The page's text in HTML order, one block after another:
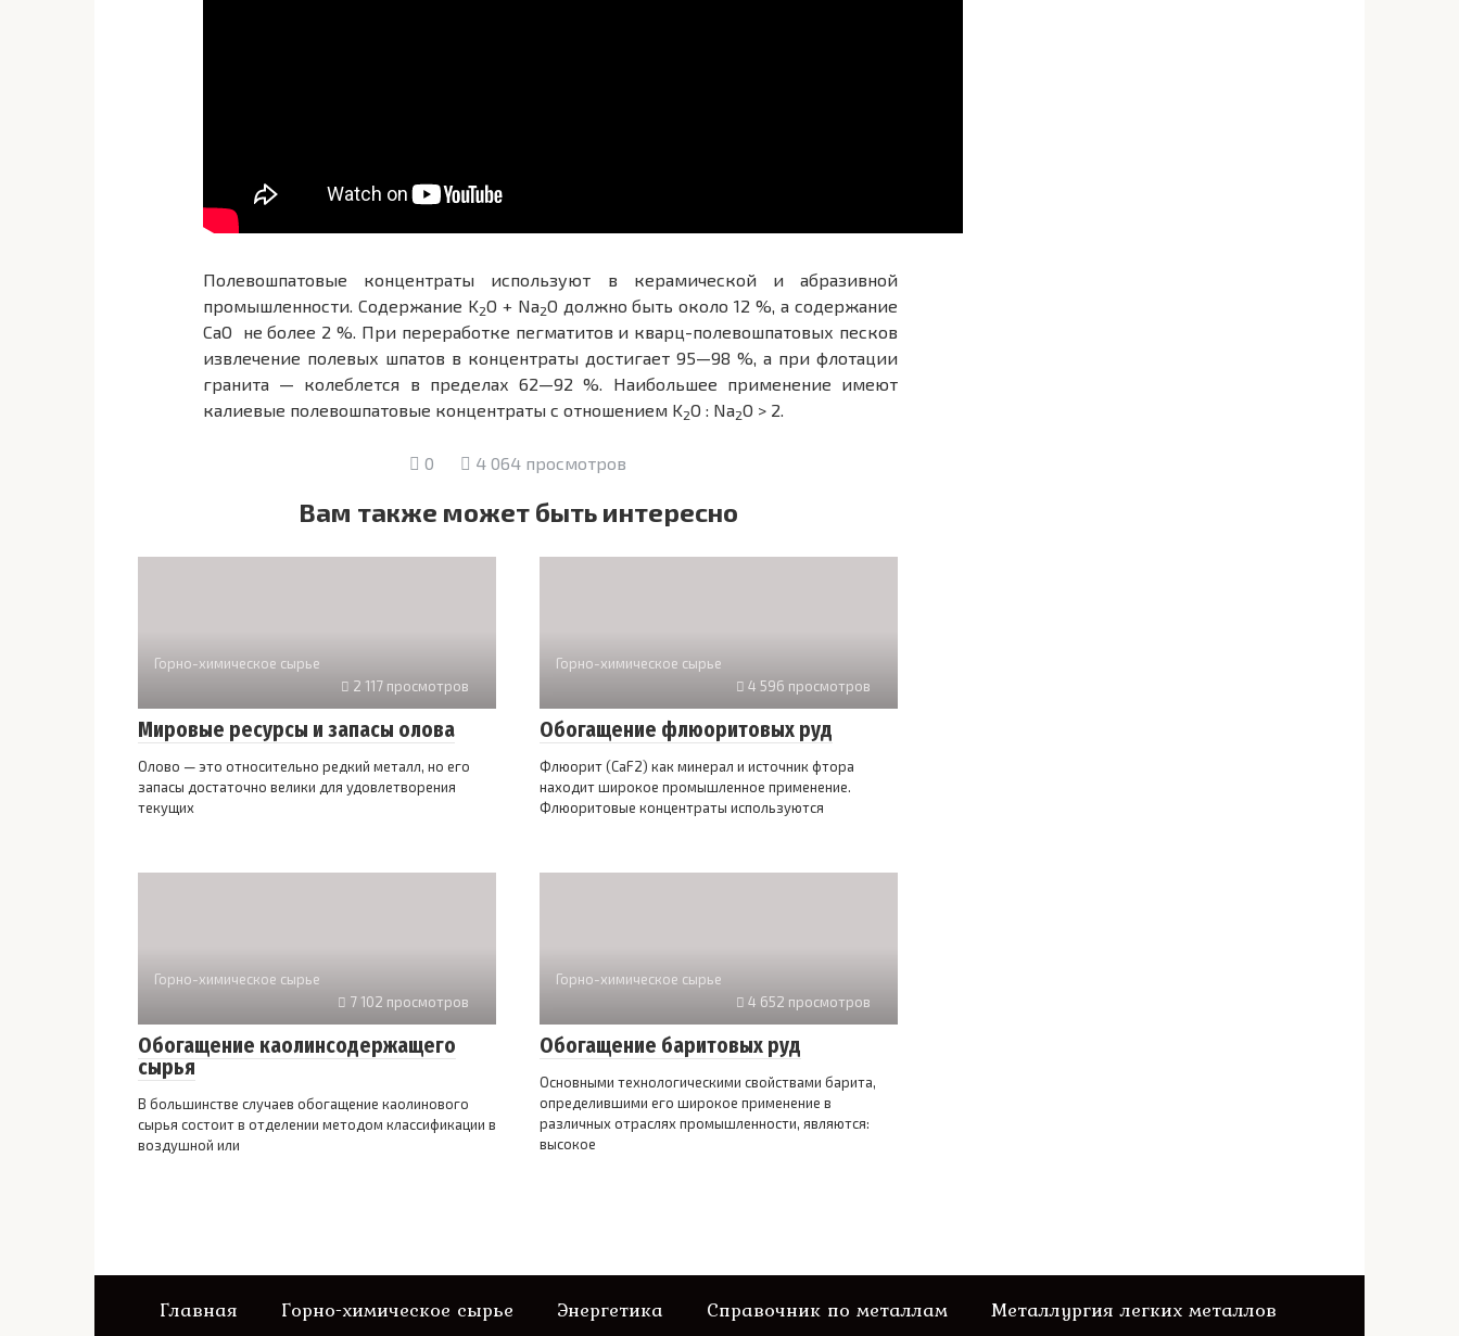
Полевошпатовые концентраты используют в керамической и абразивной
промышленности. Содержание K2O + Na2O должно быть около 12 %, а содержание
CaO не более 2 %. При переработке пегматитов и кварц-полевошпатовых песков
извлечение полевых шпатов в концентраты достигает 95—98 %, а при флотации
гранита — колеблется в пределах 62—92 %. Наибольшее применение имеют
калиевые полевошпатовые концентраты с отношением K2O : Na2O > 2.
0 4 064 просмотров
Вам также может быть интересно
Горно-химическое сырье
2 117 просмотров
Мировые ресурсы и запасы олова
Олово — это относительно редкий металл, но его
запасы достаточно велики для удовлетворения
текущих
Горно-химическое сырье
4 596 просмотров
Обогащение флюоритовых руд
Флюорит (CaF2) как минерал и источник фтора
находит широкое промышленное применение.
Флюоритовые концентраты используются
Горно-химическое сырье
7 102 просмотров
Обогащение каолинсодержащего
сырья
В большинстве случаев обогащение каолинового
сырья состоит в отделении методом классификации в
воздушной или
Горно-химическое сырье
4 652 просмотров
Обогащение баритовых руд
Основными технологическими свойствами барита,
определившими его широкое применение в
различных отраслях промышленности, являются:
высокое
Главная Горно-химическое сырье Энергетика Справочник по металлам Металлургия легких металлов